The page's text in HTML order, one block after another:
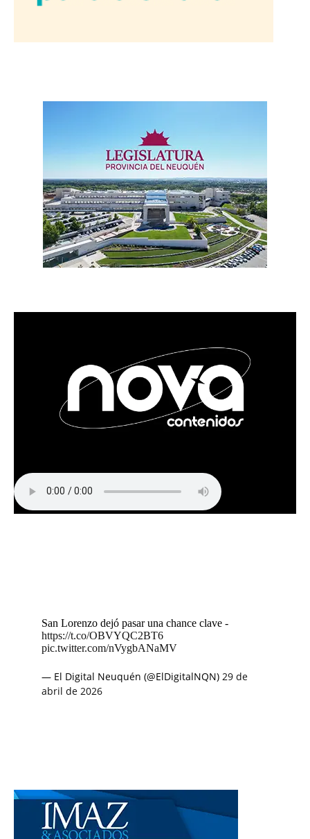
San Lorenzo dejó pasar una chance clave -
https://t.co/OBVYQC2BT6
pic.twitter.com/nVygbANaMV
— El Digital Neuquén (@ElDigitalNQN) 29 de
abril de 2026